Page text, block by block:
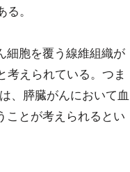
。
細胞を覆う線維組織が
考えられている。つま
、膵臓がんにおいて血
ことが考えられるとい